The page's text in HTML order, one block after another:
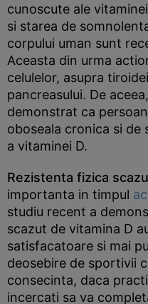
cunoscute ale
si starea de
corpului uman sunt
Aceasta din urma
celulelor, asupra
pancreasului. De
demonstrat ca
oboseala cronica si de
a vitaminei D.
Rezistenta fizica
importanta in timpul
studiu recent a
scazut de vitamina D
satisfacatoare si mai
deosebire de sportivii
consecinta, daca
incercati sa va